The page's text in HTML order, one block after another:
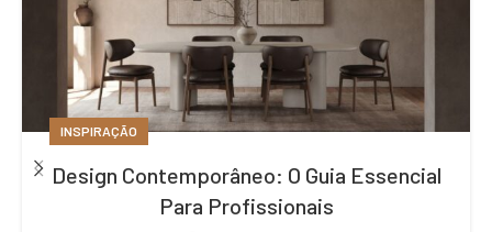
INSPIRAÇÃO
Design Contemporâneo: O Guia Essencial
Para Profissionais